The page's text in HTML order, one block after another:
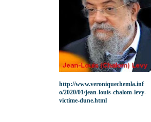
http://www.veroniquechemla.inf
o/2020/01/jean-louis-chalom-levy-
victime-dune.html